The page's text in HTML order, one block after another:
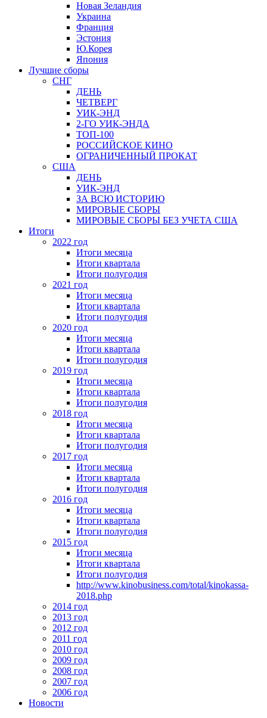
Новая Зеландия
Украина
Франция
Эстония
Ю.Корея
Япония
Лучшие сборы
СНГ
ДЕНЬ
ЧЕТВЕРГ
УИК-ЭНД
2-ГО УИК-ЭНДА
ТОП-100
РОССИЙСКОЕ КИНО
ОГРАНИЧЕННЫЙ ПРОКАТ
США
ДЕНЬ
УИК-ЭНД
ЗА ВСЮ ИСТОРИЮ
МИРОВЫЕ СБОРЫ
МИРОВЫЕ СБОРЫ БЕЗ УЧЕТА США
Итоги
2022 год
Итоги месяца
Итоги квартала
Итоги полугодия
2021 год
Итоги месяца
Итоги квартала
Итоги полугодия
2020 год
Итоги месяца
Итоги квартала
Итоги полугодия
2019 год
Итоги месяца
Итоги квартала
Итоги полугодия
2018 год
Итоги месяца
Итоги квартала
Итоги полугодия
2017 год
Итоги месяца
Итоги квартала
Итоги полугодия
2016 год
Итоги месяца
Итоги квартала
Итоги полугодия
2015 год
Итоги месяца
Итоги квартала
Итоги полугодия
http://www.kinobusiness.com/total/kinokassa-
2018.php
2014 год
2013 год
2012 год
2011 год
2010 год
2009 год
2008 год
2007 год
2006 год
Новости